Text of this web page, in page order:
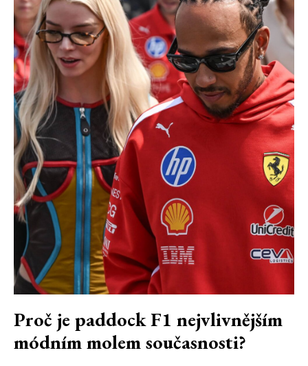
Proč je paddock F1 nejvlivnějším
módním molem současnosti?